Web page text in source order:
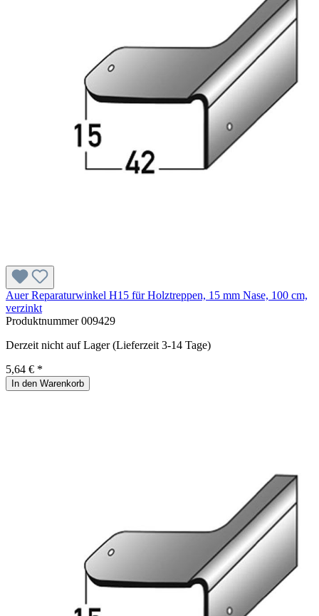
Auer Reparaturwinkel H15 für Holztreppen, 15 mm Nase, 100 cm,
verzinkt
Produktnummer009429
Derzeit nicht auf Lager (Lieferzeit 3-14 Tage)
5,64 € *
In den Warenkorb